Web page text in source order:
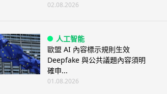
02.08.2026
人工智能
歐盟 AI 內容標示規則生效
Deepfake 與公共議題內容須明
確申...
01.08.2026